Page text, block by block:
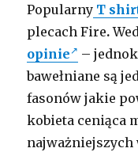
Popularny T
plecach Fire.
opinie
–
bawełniane są
fasonów jakie
kobieta ceniąca